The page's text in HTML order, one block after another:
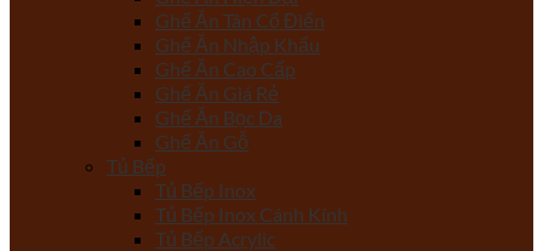
Ghế Ăn Tân Cổ Điển
Ghế Ăn Nhập Khẩu
Ghế Ăn Cao Cấp
Ghế Ăn Giá Rẻ
Ghế Ăn Bọc Da
Ghế Ăn Gỗ
Tủ Bếp
Tủ Bếp Inox
Tủ Bếp Inox Cánh Kính
Tủ Bếp Acrylic